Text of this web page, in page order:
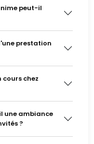
peut-il
prestation
cours chez
une ambiance
?